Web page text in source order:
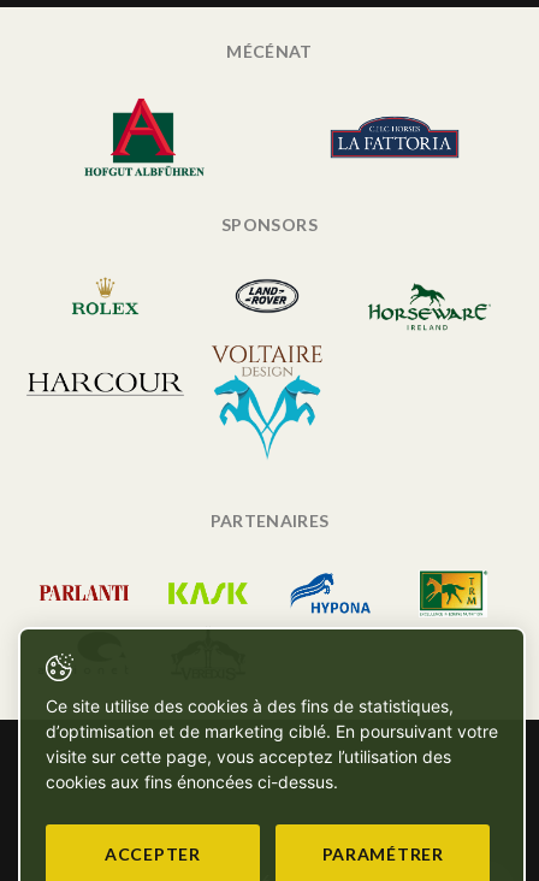
MÉCÉNAT
SPONSORS
PARTENAIRES
Ce site utilise des cookies à des fins de statistiques,
d’optimisation et de marketing ciblé. En poursuivant votre
visite sur cette page, vous acceptez l’utilisation des
cookies aux fins énoncées ci-dessus.
ACCEPTER PARAMÉTRER